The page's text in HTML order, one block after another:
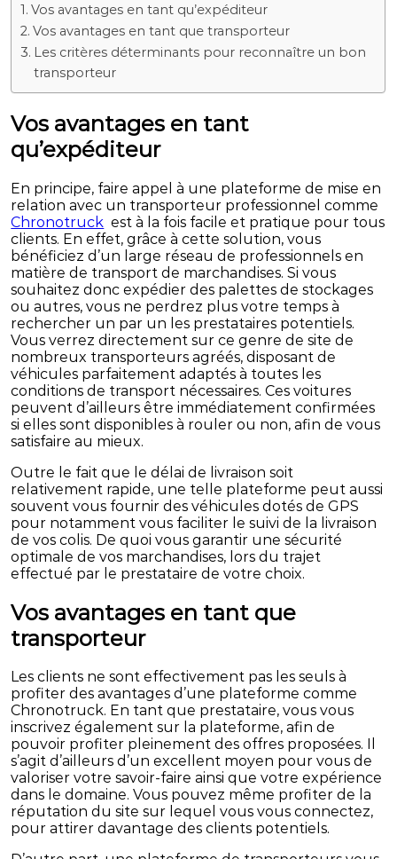
Vos avantages en tant qu’expéditeur
Vos avantages en tant que transporteur
Les critères déterminants pour reconnaître un bon
transporteur
Vos avantages en tant
qu’expéditeur
En principe, faire appel à une plateforme de mise en
relation avec un transporteur professionnel comme
Chronotruck est à la fois facile et pratique pour tous
clients. En effet, grâce à cette solution, vous
bénéficiez d’un large réseau de professionnels en
matière de transport de marchandises. Si vous
souhaitez donc expédier des palettes de stockages
ou autres, vous ne perdrez plus votre temps à
rechercher un par un les prestataires potentiels.
Vous verrez directement sur ce genre de site de
nombreux transporteurs agréés, disposant de
véhicules parfaitement adaptés à toutes les
conditions de transport nécessaires. Ces voitures
peuvent d’ailleurs être immédiatement confirmées
si elles sont disponibles à rouler ou non, afin de vous
satisfaire au mieux.
Outre le fait que le délai de livraison soit
relativement rapide, une telle plateforme peut aussi
souvent vous fournir des véhicules dotés de GPS
pour notamment vous faciliter le suivi de la livraison
de vos colis. De quoi vous garantir une sécurité
optimale de vos marchandises, lors du trajet
effectué par le prestataire de votre choix.
Vos avantages en tant que
transporteur
Les clients ne sont effectivement pas les seuls à
profiter des avantages d’une plateforme comme
Chronotruck. En tant que prestataire, vous vous
inscrivez également sur la plateforme, afin de
pouvoir profiter pleinement des offres proposées. Il
s’agit d’ailleurs d’un excellent moyen pour vous de
valoriser votre savoir-faire ainsi que votre expérience
dans le domaine. Vous pouvez même profiter de la
réputation du site sur lequel vous vous connectez,
pour attirer davantage des clients potentiels.